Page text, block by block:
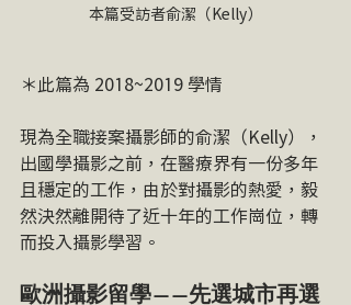
本篇受訪者俞潔（Kelly）
＊此篇為 2018~2019 學情
現為全職接案攝影師的俞潔（Kelly），
出國學攝影之前，在醫療界有一份多年
且穩定的工作，由於對攝影的熱愛，毅
然決然離開待了近十年的工作崗位，轉
而投入攝影學習。
歐洲攝影留學——先選城市再選